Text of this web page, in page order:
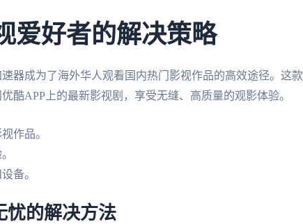
爱好者的解决策略
器成为了海外华人观看国内热门影视作品的高效途径。这款
酷APP上的最新影视剧，享受无缝、高质量的观影体验。
作品。
备。
忧的解决方法